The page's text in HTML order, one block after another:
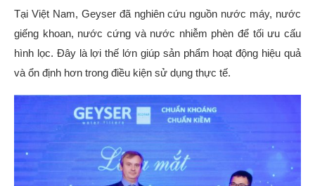
Tại Việt Nam, Geyser đã nghiên cứu nguồn nước máy, nước
giếng khoan, nước cứng và nước nhiễm phèn để tối ưu cấu
hình lọc. Đây là lợi thế lớn giúp sản phẩm hoạt động hiệu quả
và ổn định hơn trong điều kiện sử dụng thực tế.